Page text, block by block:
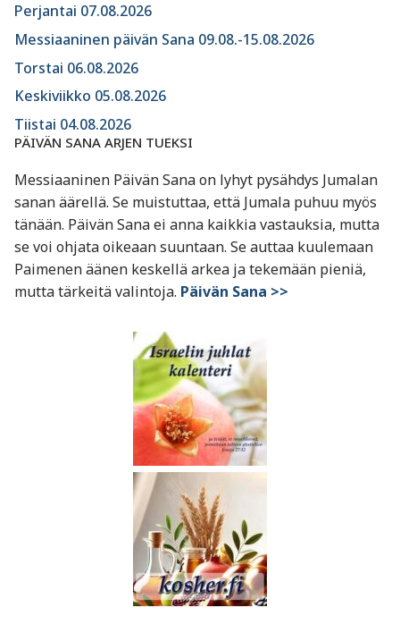
Perjantai 07.08.2026
Messiaaninen päivän Sana 09.08.-15.08.2026
Torstai 06.08.2026
Keskiviikko 05.08.2026
Tiistai 04.08.2026
PÄIVÄN SANA ARJEN TUEKSI
Messiaaninen Päivän Sana on lyhyt pysähdys Jumalan
sanan äärellä. Se muistuttaa, että Jumala puhuu myös
tänään. Päivän Sana ei anna kaikkia vastauksia, mutta
se voi ohjata oikeaan suuntaan. Se auttaa kuulemaan
Paimenen äänen keskellä arkea ja tekemään pieniä,
mutta tärkeitä valintoja. Päivän Sana >>